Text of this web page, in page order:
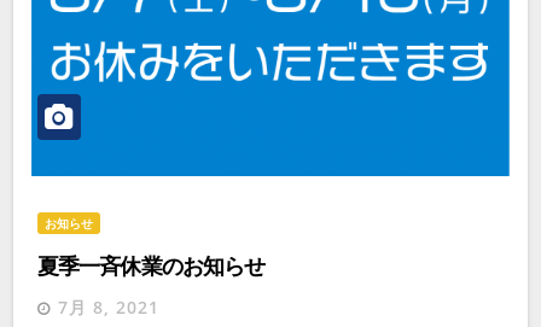
お知らせ
夏季一斉休業のお知らせ
7月 8, 2021